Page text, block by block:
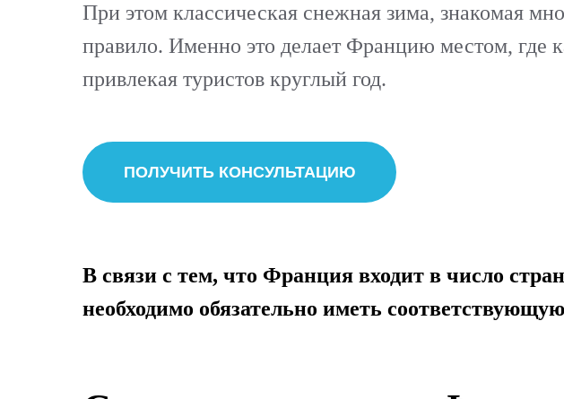
При этом классическая снежная зима, знакомая
правило. Именно это делает Францию местом, где
привлекая туристов круглый год.
ПОЛУЧИТЬ КОНСУЛЬТАЦИЮ
В связи с тем, что Франция входит в число
необходимо обязательно иметь